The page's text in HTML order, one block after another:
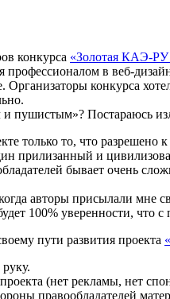
конкурса «Золотая КАЭ-
в веб-
Организаторы конкурса
пушистым»? Постараюсь
только то, что
прилизанный и
бывает очень
авторы присылали мне
100% уверенности, что с
пути развития проекта
(нет рекламы, нет
правообладателей